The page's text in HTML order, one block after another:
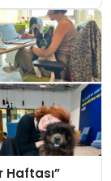
Haftası”